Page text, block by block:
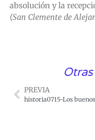
absolución y la
(San Clemente de
PREVIA